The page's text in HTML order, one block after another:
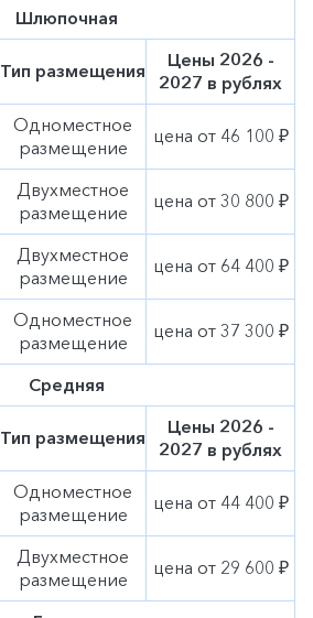
Шлюпочная
Тип размещения
Цены 2026 -
2027 в рублях
Одноместное
размещение
цена от 46 100 ₽
Двухместное
размещение
цена от 30 800 ₽
Двухместное
размещение
цена от 64 400 ₽
Одноместное
размещение
цена от 37 300 ₽
Средняя
Тип размещения
Цены 2026 -
2027 в рублях
Одноместное
размещение
цена от 44 400 ₽
Двухместное
размещение
цена от 29 600 ₽